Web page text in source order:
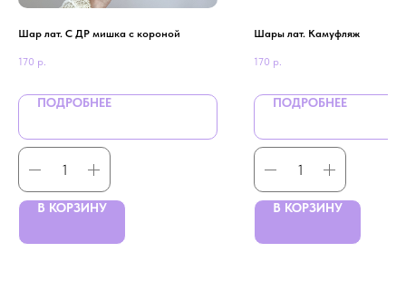
Шар лат. С ДР мишка с короной
170 р.
ПОДРОБНЕЕ
В КОРЗИНУ
Шары лат. Камуфляж
170 р.
ПОДРОБНЕЕ
В КОРЗИНУ